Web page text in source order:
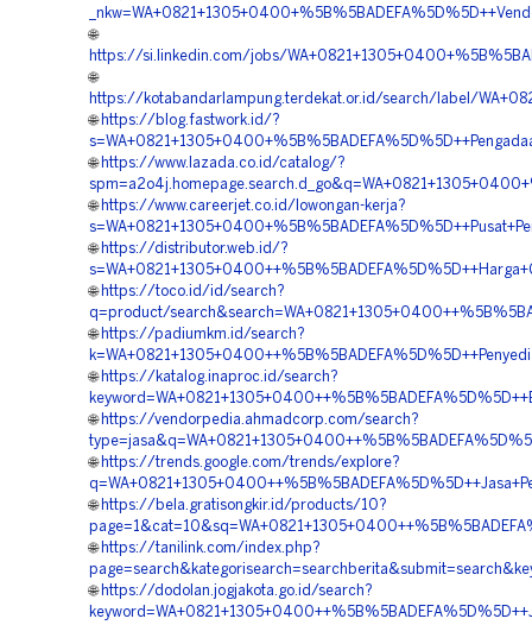
🌐
https://si.linkedin.com/jobs/
🌐
https://kotabandarlampung.terdekat.or.id/search/label/
🌐 https://blog.fastwork.id/?
🌐 https://www.lazada.co.id/catalog/?
🌐 https://www.careerjet.co.id/lowongan-kerja?
🌐 https://distributor.web.id/?
🌐 https://toco.id/id/search?
q=product/
🌐 https://padiumkm.id/search?
🌐 https://katalog.inaproc.id/search?
🌐 https://vendorpedia.ahmadcorp.com/search?
🌐 https://trends.google.com/trends/explore?
🌐 https://bela.gratisongkir.id/products/10?
🌐 https://tanilink.com/index.php?
🌐 https://dodolan.jogjakota.go.id/search?